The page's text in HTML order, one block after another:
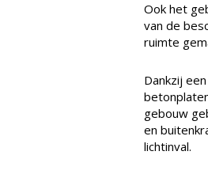
Ook het
van de
ruimte
Dankzij
gebouw
en
lichtinval.